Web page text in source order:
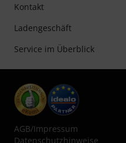
Kontakt
Ladengeschäft
Service im Überblick
AGB/Impressum
Datenschutzhinweise